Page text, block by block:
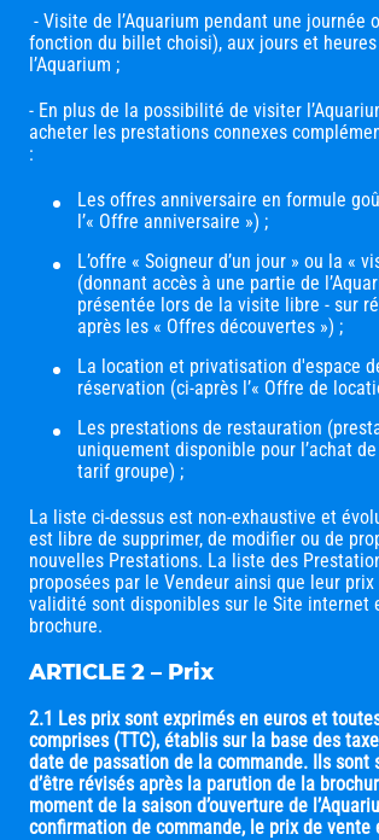
- Visite de l’Aquarium pendant une journée
fonction du billet choisi), aux jours et heures
l’Aquarium ;
- En plus de la possibilité de visiter
acheter les prestations connexes
:
Les offres anniversaire en formule
l’« Offre anniversaire ») ;
L’offre « Soigneur d’un jour » ou la «
(donnant accès à une partie de
présentée lors de la visite libre - sur
après les « Offres découvertes ») ;
La location et privatisation d'espace
réservation (ci-après l’« Offre de
Les prestations de restauration
uniquement disponible pour l’achat
tarif groupe) ;
La liste ci-dessus est non-exhaustive et
est libre de supprimer, de modifier ou de
nouvelles Prestations. La liste des
proposées par le Vendeur ainsi que leur
validité sont disponibles sur le Site internet
brochure.
ARTICLE 2 – Prix
2.1 Les prix sont exprimés en euros et
comprises (TTC), établis sur la base des
date de passation de la commande. Ils sont
d’être révisés après la parution de la
moment de la saison d’ouverture de
confirmation de commande, le prix de vente